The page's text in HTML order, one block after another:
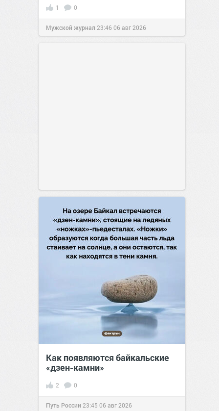
1 0
Мужской журнал 23:4606 авг 2026
Как появляются байкальские
«дзен-камни»
2 0
Путь России 23:45 06 авг 2026